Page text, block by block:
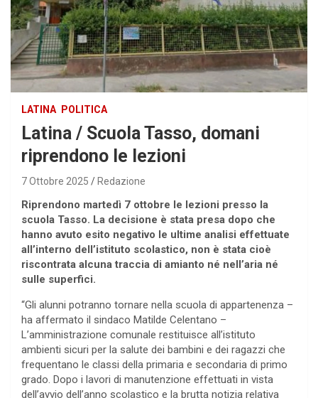
LATINA POLITICA
Latina / Scuola Tasso, domani
riprendono le lezioni
7 Ottobre 2025 Redazione
Riprendono martedì 7 ottobre le lezioni presso la
scuola Tasso. La decisione è stata presa dopo che
hanno avuto esito negativo le ultime analisi effettuate
all’interno dell’istituto scolastico, non è stata cioè
riscontrata alcuna traccia di amianto né nell’aria né
sulle superfici.
“Gli alunni potranno tornare nella scuola di appartenenza –
ha affermato il sindaco Matilde Celentano –
L’amministrazione comunale restituisce all’istituto
ambienti sicuri per la salute dei bambini e dei ragazzi che
frequentano le classi della primaria e secondaria di primo
grado. Dopo i lavori di manutenzione effettuati in vista
dell’avvio dell’anno scolastico e la brutta notizia relativa